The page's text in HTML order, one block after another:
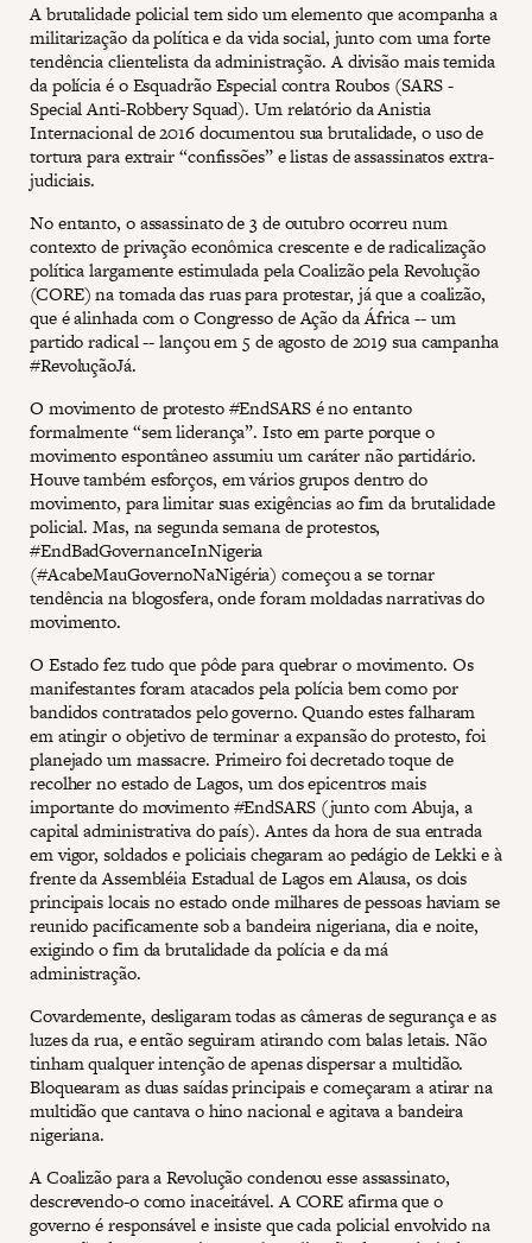
A brutalidade policial tem sido um elemento que acompanha a
militarização da política e da vida social, junto com uma forte
tendência clientelista da administração. A divisão mais temida
da polícia é o Esquadrão Especial contra Roubos (SARS -
Special Anti-Robbery Squad). Um relatório da Anistia
Internacional de 2016 documentou sua brutalidade, o uso de
tortura para extrair “confissões” e listas de assassinatos extra-
judiciais.
No entanto, o assassinato de 3 de outubro ocorreu num
contexto de privação econômica crescente e de radicalização
política largamente estimulada pela Coalizão pela Revolução
(CORE) na tomada das ruas para protestar, já que a coalizão,
que é alinhada com o Congresso de Ação da África -- um
partido radical -- lançou em 5 de agosto de 2019 sua campanha
#RevoluçãoJá.
O movimento de protesto #EndSARS é no entanto
formalmente “sem liderança”. Isto em parte porque o
movimento espontâneo assumiu um caráter não partidário.
Houve também esforços, em vários grupos dentro do
movimento, para limitar suas exigências ao fim da brutalidade
policial. Mas, na segunda semana de protestos,
#EndBadGovernanceInNigeria
(#AcabeMauGovernoNaNigéria) começou a se tornar
tendência na blogosfera, onde foram moldadas narrativas do
movimento.
O Estado fez tudo que pôde para quebrar o movimento. Os
manifestantes foram atacados pela polícia bem como por
bandidos contratados pelo governo. Quando estes falharam
em atingir o objetivo de terminar a expansão do protesto, foi
planejado um massacre. Primeiro foi decretado toque de
recolher no estado de Lagos, um dos epicentros mais
importante do movimento #EndSARS (junto com Abuja, a
capital administrativa do país). Antes da hora de sua entrada
em vigor, soldados e policiais chegaram ao pedágio de Lekki e à
frente da Assembléia Estadual de Lagos em Alausa, os dois
principais locais no estado onde milhares de pessoas haviam se
reunido pacificamente sob a bandeira nigeriana, dia e noite,
exigindo o fim da brutalidade da polícia e da má
administração.
Covardemente, desligaram todas as câmeras de segurança e as
luzes da rua, e então seguiram atirando com balas letais. Não
tinham qualquer intenção de apenas dispersar a multidão.
Bloquearam as duas saídas principais e começaram a atirar na
multidão que cantava o hino nacional e agitava a bandeira
nigeriana.
A Coalizão para a Revolução condenou esse assassinato,
descrevendo-o como inaceitável. A CORE afirma que o
governo é responsável e insiste que cada policial envolvido na